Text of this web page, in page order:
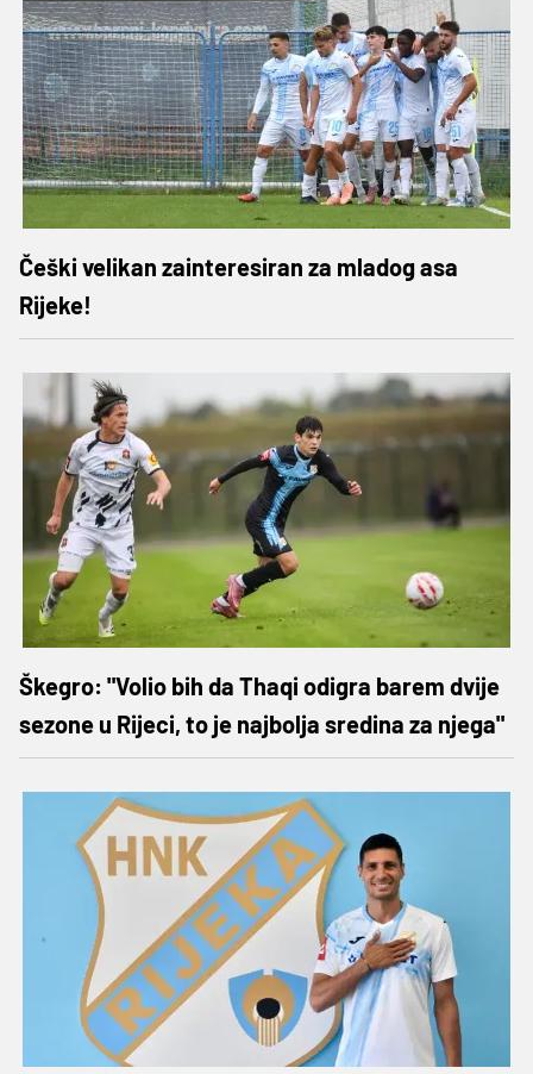
Češki velikan zainteresiran za mladog asa
Rijeke!
Škegro: "Volio bih da Thaqi odigra barem dvije
sezone u Rijeci, to je najbolja sredina za njega"